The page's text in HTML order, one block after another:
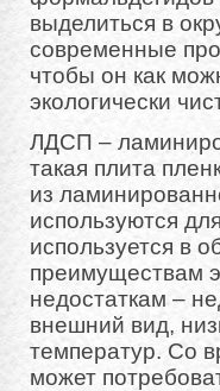
выделиться в
современные
чтобы он как
экологически
ЛДСП –
такая плита
из
используются
используется в
преимуществам
недостаткам –
внешний вид,
температур. Со
может